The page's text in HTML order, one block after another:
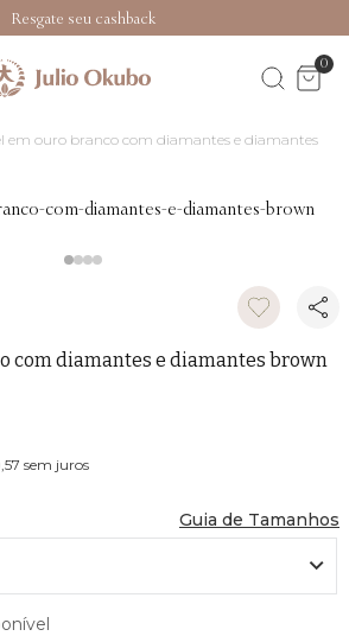
Resgate seu cashback
0
em ouro branco com diamantes e diamantes
com diamantes e diamantes brown
sem juros
Guia de Tamanhos